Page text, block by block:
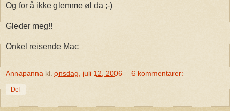
Og for å ikke glemme øl da ;-)
Gleder meg!!
Onkel reisende Mac
Annapanna kl. onsdag, juli 12, 2006 6 kommentarer:
Del